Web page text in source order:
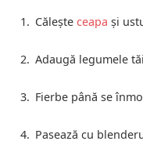
Călește ceapa și
Adaugă legumele
Fierbe până se
Pasează cu